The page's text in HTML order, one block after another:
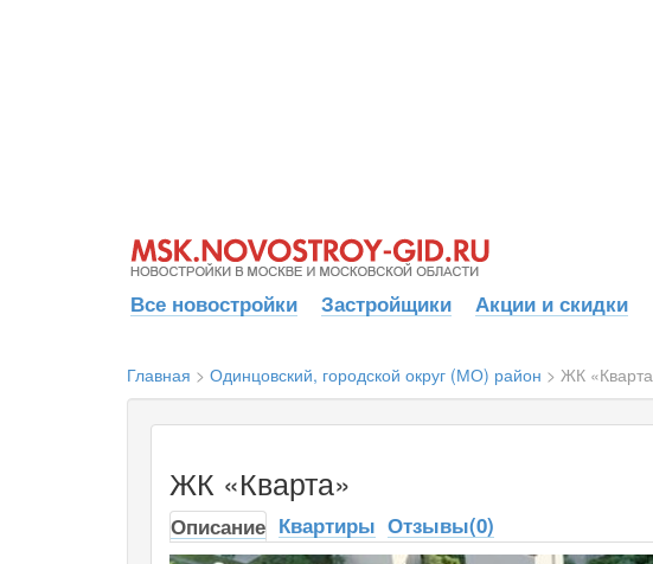
Все новостройки Застройщики Акции и скидки
Главная > Одинцовский, городской округ (МО) район > ЖК
ЖК «Кварта»
Описание Квартиры Отзывы(0)